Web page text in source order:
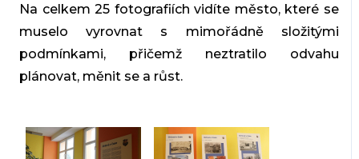
Na celkem 25 fotografiích vidíte město, které se
muselo vyrovnat s mimořádně složitými
podmínkami, přičemž neztratilo odvahu
plánovat, měnit se a růst.